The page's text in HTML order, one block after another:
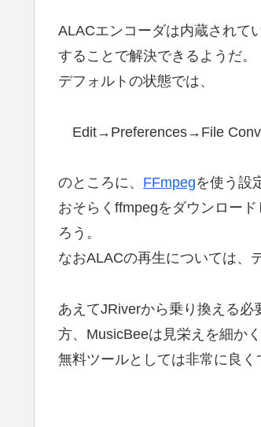
ALACエンコーダは内蔵されて
することで解決できるようだ。
デフォルトの状態では、
Edit→Preferences→File
のところに、 FFmpegを使う設
おそらくffmpegをダウンロー
ろう。
なおALACの再生については、
あえてJRiverから乗り換える
方、MusicBeeは見栄えを細か
無料ツールとしては非常に良